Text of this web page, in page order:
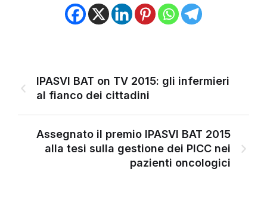
IPASVI BAT on TV 2015: gli infermieri
al fianco dei cittadini
Assegnato il premio IPASVI BAT 2015
alla tesi sulla gestione dei PICC nei
pazienti oncologici